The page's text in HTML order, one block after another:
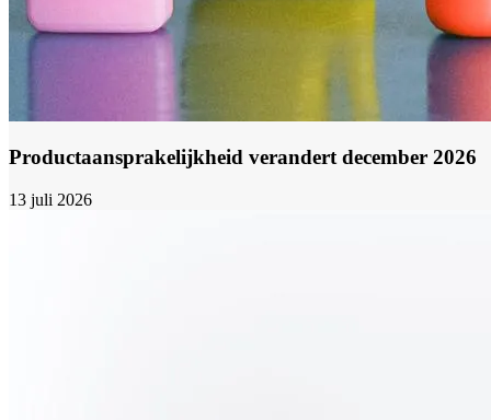
Productaansprakelijkheid verandert december 2026
13 juli 2026